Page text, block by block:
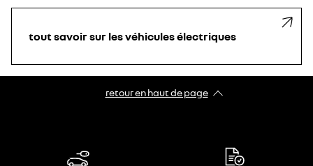
tout savoir sur les véhicules électriques
retour en haut de page​